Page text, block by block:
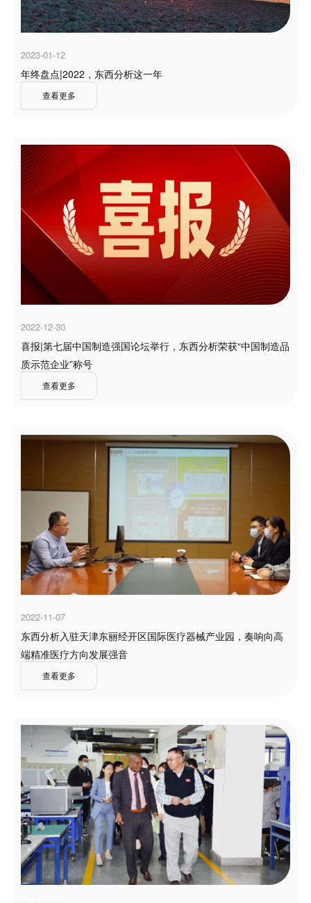
2023-01-12
年终盘点|2022，东西分析这一年
查看更多
2022-12-30
喜报|第七届中国制造强国论坛举行，东西分析荣获“中国制造品
质示范企业”称号
查看更多
2022-11-07
东西分析入驻天津东丽经开区国际医疗器械产业园，奏响向高
端精准医疗方向发展强音
查看更多